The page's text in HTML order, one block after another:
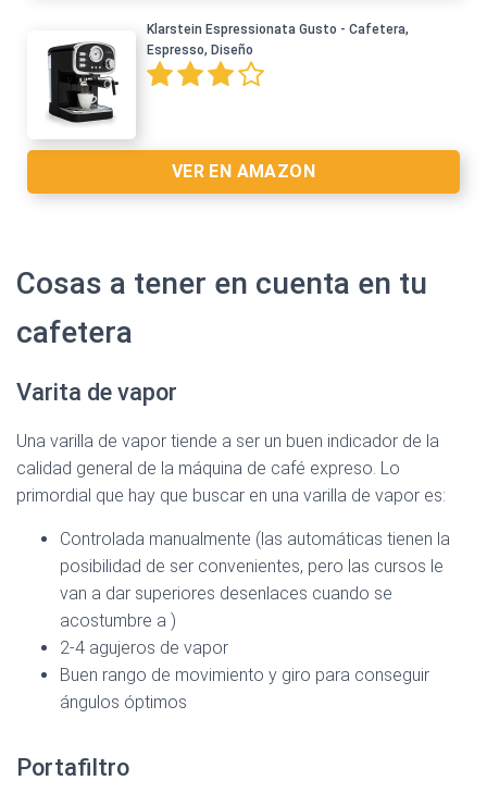
Klarstein Espressionata Gusto - Cafetera,
Espresso, Diseño
VER EN AMAZON
Ver en Amazon >
Cosas a tener en cuenta en tu
cafetera
Varita de vapor
Una varilla de vapor tiende a ser un buen indicador de la
calidad general de la máquina de café expreso. Lo
primordial que hay que buscar en una varilla de vapor es:
Controlada manualmente (las automáticas tienen la
posibilidad de ser convenientes, pero las cursos le
van a dar superiores desenlaces cuando se
acostumbre a )
2-4 agujeros de vapor
Buen rango de movimiento y giro para conseguir
ángulos óptimos
Portafiltro